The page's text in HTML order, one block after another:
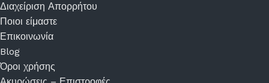
Διαχείριση Απορρήτου
Ποιοι είμαστε
Επικοινωνία
Blog
Όροι χρήσης